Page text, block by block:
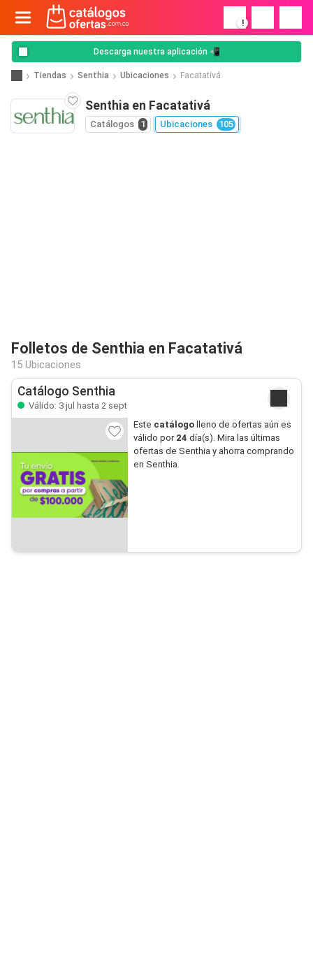
!
Descarga nuestra aplicación 📲
Tiendas Senthia Ubicaciones Facatativá
Senthia en Facatativá
Catálogos 1 Ubicaciones 105
Folletos de Senthia en Facatativá
15 Ubicaciones
Catálogo Senthia
Válido: 3 jul hasta 2 sept
Este catálogolleno de ofertas aún es
válido por 24 día(s). Mira las últimas
ofertas de Senthia y ahorra comprando
en Senthia.